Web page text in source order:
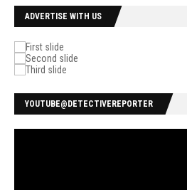
ADVERTISE WITH US
YOUTUBE@DETECTIVEREPORTER